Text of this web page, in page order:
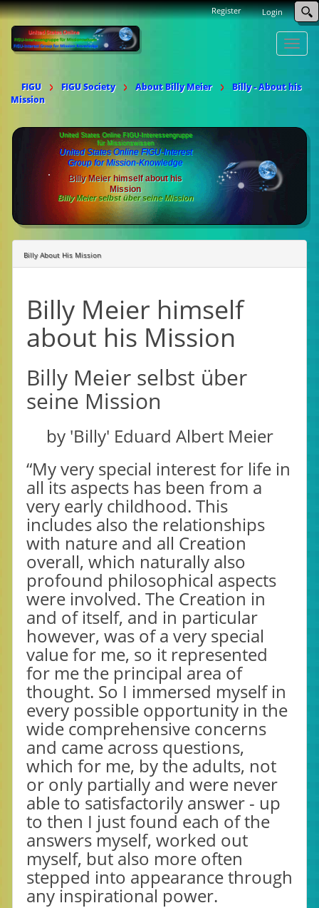
Login
Register
Toggle
FIGU FIGU Society About Billy Meier
Billy - About his
Mission
United States Online FIGU-Interessengruppe
für Missionswissen
United States Online FIGU-Interest
Group for Mission-Knowledge
Billy Meier himself about his
Mission
Billy Meier selbst über seine Mission
Billy About His Mission
Billy Meier himself
about his Mission
Billy Meier selbst über
seine Mission
by 'Billy' Eduard Albert Meier
“My very special interest for life in
all its aspects has been from a
very early childhood. This
includes also the relationships
with nature and all Creation
overall, which naturally also
profound philosophical aspects
were involved. The Creation in
and of itself, and in particular
however, was of a very special
value for me, so it represented
for me the principal area of
thought. So I immersed myself in
every possible opportunity in the
wide comprehensive concerns
and came across questions,
which for me, by the adults, not
or only partially and were never
able to satisfactorily answer - up
to then I just found each of the
answers myself, worked out
myself, but also more often
stepped into appearance through
any inspirational power.